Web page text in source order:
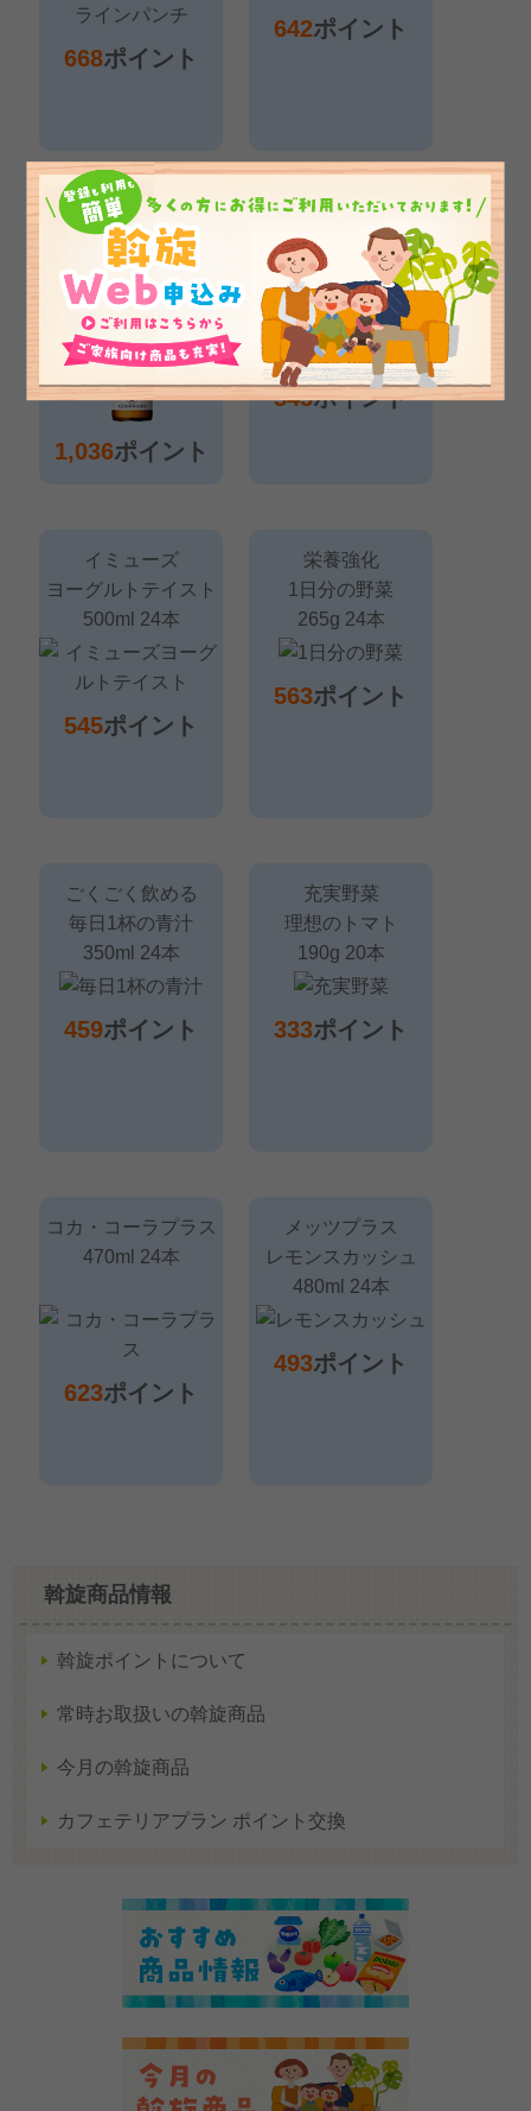
668ポイント
642ポイント
リポビタンＤ
100ml 50本
1,036ポイント
フルーツリフレッシュ
グレープフルーツミック
500ml 24本
545ポイント
イミューズ
ヨーグルトテイスト
500ml 24本
545ポイント
栄養強化
1日分の野菜
265g 24本
563ポイント
ごくごく飲める
毎日1杯の青汁
350ml 24本
459ポイント
充実野菜
理想のトマト
190g 20本
333ポイント
コカ・コーラプラス
470ml 24本
623ポイント
メッツプラス
レモンスカッシュ
480ml 24本
493ポイント
斡旋商品情報
斡旋ポイントについて
常時お取扱いの斡旋商品
今月の斡旋商品
カフェテリアプラン ポイント交換